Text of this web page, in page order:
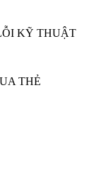
KỸ THUẬT
THẺ